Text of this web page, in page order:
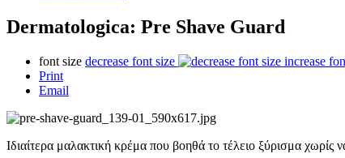
Dermatologica: Pre Shave Guard
font size decrease font size
increase
Print
Email
Ιδιαίτερα μαλακτική κρέμα που βοηθά το τέλειο ξύρισμα χωρίς